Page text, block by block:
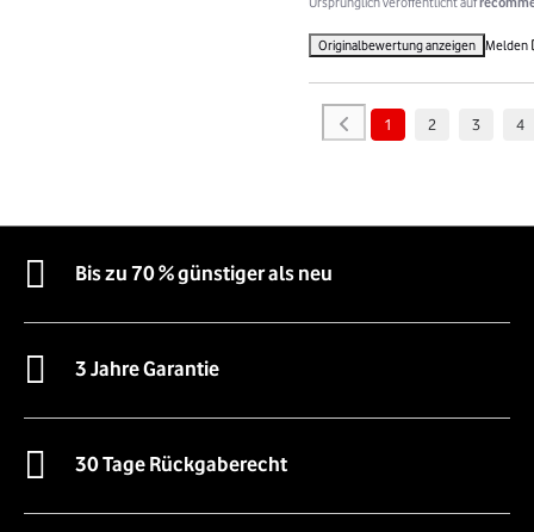
Originalbewertung anzeigen Melden
1 2 3 4
Bis zu 70 % günstiger als neu
3 Jahre Garantie
30 Tage Rückgaberecht